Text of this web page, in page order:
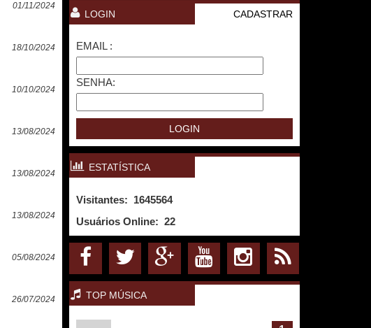
01/11/2024
18/10/2024
10/10/2024
13/08/2024
13/08/2024
13/08/2024
05/08/2024
26/07/2024
LOGIN CADASTRAR
EMAIL :
SENHA:
ESTATÍSTICA
Visitantes: 1645564
Usuários Online: 22
TOP MÚSICA